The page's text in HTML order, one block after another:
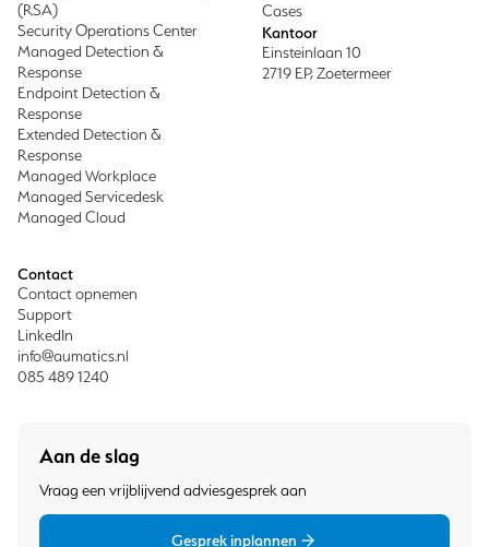
Cases
Kantoor
Einsteinlaan 10
2719 EP, Zoetermeer
Contact
Contact opnemen
Support
LinkedIn
info@aumatics.nl
085 489 1240
(RSA)
Security Operations Center
Managed Detection &
Response
Endpoint Detection &
Response
Extended Detection &
Response
Managed Workplace
Managed Servicedesk
Managed Cloud
Aan de slag
Vraag een vrijblijvend adviesgesprek aan
Gesprek inplannen